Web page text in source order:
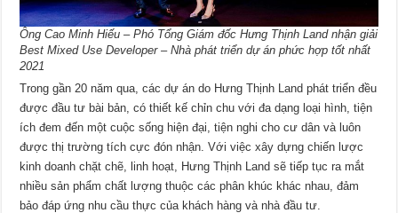
Ông Cao Minh Hiếu – Phó Tổng Giám đốc Hưng Thịnh Land nhận giải
Best Mixed Use Developer – Nhà phát triển dự án phức hợp tốt nhất
2021
Trong gần 20 năm qua, các dự án do Hưng Thịnh Land phát triển đều
được đầu tư bài bản, có thiết kế chỉn chu với đa dạng loại hình, tiện
ích đem đến một cuộc sống hiện đại, tiện nghi cho cư dân và luôn
được thị trường tích cực đón nhận. Với việc xây dựng chiến lược
kinh doanh chặt chẽ, linh hoạt, Hưng Thịnh Land sẽ tiếp tục ra mắt
nhiều sản phẩm chất lượng thuộc các phân khúc khác nhau, đảm
bảo đáp ứng nhu cầu thực của khách hàng và nhà đầu tư.